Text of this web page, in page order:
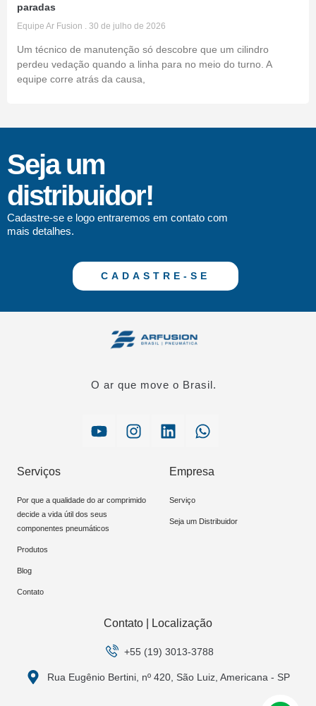
paradas
Equipe Ar Fusion 30 de julho de 2026
Um técnico de manutenção só descobre que um cilindro
perdeu vedação quando a linha para no meio do turno. A
equipe corre atrás da causa,
Seja um
distribuidor!
Cadastre-se e logo entraremos em contato com
mais detalhes.
CADASTRE-SE
O ar que move o Brasil.
Serviços
Por que a qualidade do ar comprimido
decide a vida útil dos seus
componentes pneumáticos
Produtos
Blog
Contato
Empresa
Serviço
Seja um Distribuidor
Contato | Localização
+55 (19) 3013-3788
Rua Eugênio Bertini, nº 420, São Luiz, Americana - SP